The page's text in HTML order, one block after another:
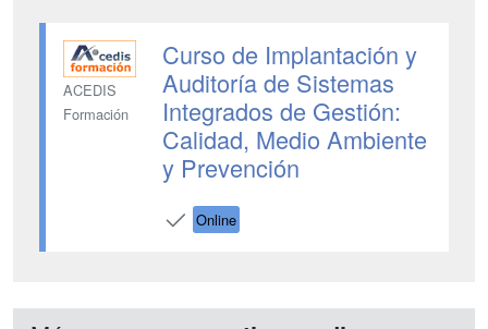
ACEDIS
Formación
Curso de Implantación y
Auditoría de Sistemas
Integrados de Gestión:
Calidad, Medio Ambiente
y Prevención
Online